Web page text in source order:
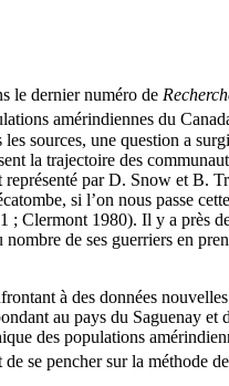
le dernier numéro de
amérindiennes du
sources, une question a
la trajectoire des
par D. Snow et B.
si l’on nous passe
Clermont 1980). Il y a près
de ses guerriers en
à des données
au pays du Saguenay
des populations
se pencher sur la méthode